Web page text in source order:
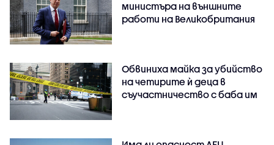
министъра на външните
работи на Великобритания
Обвиниха майка за убийство
на четирите ѝ деца в
съучастничество с баба им